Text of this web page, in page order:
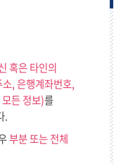
혹은 타인의
, 은행계좌번호,
든 정보)를
.
부분 또는 전체